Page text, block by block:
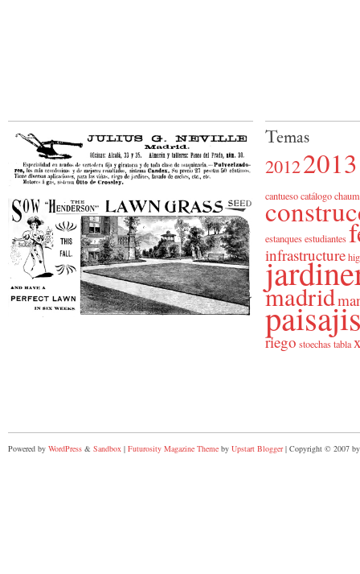
Temas
20122013
cantuesocatálogo
estanquesestudiantes
infrastructure
madrid
riego stoechastabla
Powered by WordPress & Sandbox | Futurosity Magazine Theme by Upstart Blogger| Copyright © 2007 by